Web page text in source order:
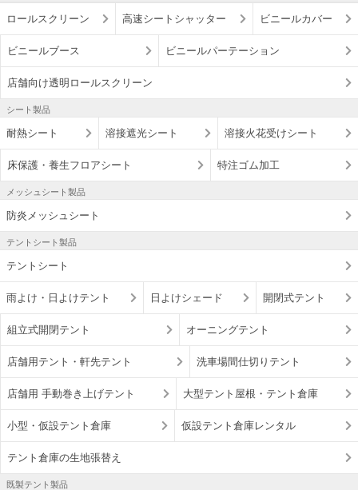
ロールスクリーン 高速シートシャッター ビニールカバー
ビニールブース ビニールパーテーション
店舗向け透明ロールスクリーン
シート製品
耐熱シート 溶接遮光シート 溶接火花受けシート
床保護・養生フロアシート 特注ゴム加工
メッシュシート製品
防炎メッシュシート
テントシート製品
テントシート
雨よけ・日よけテント 日よけシェード 開閉式テント
組立式開閉テント オーニングテント
店舗用テント・軒先テント 洗車場間仕切りテント
店舗用 手動巻き上げテント 大型テント屋根・テント倉庫
小型・仮設テント倉庫 仮設テント倉庫レンタル
テント倉庫の生地張替え
既製テント製品